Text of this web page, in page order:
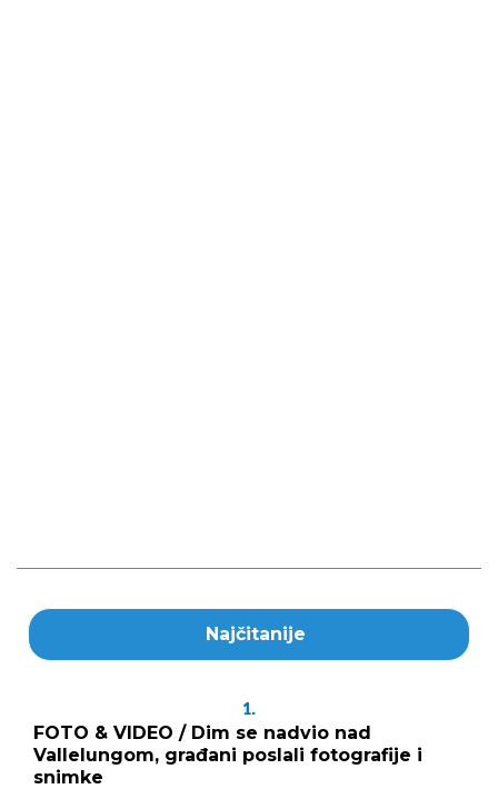
Najčitanije
1.
FOTO & VIDEO / Dim se nadvio nad
Vallelungom, građani poslali fotografije i
snimke